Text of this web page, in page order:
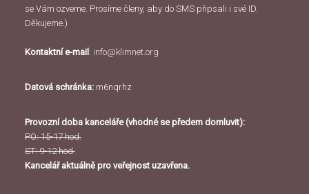
se Vám ozveme. Prosíme členy, aby do SMS připsali i své ID.
Děkujeme.)
Kontaktní e-mail : info@klimnet.org
Datová schránka: m6nqrhz
Provozní doba kanceláře (vhodné se předem domluvit):
PO: 15-17 hod.
ST: 9-12 hod.
Kancelář aktuálně pro veřejnost uzavřena.